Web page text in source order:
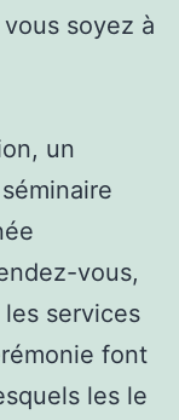
soyez à
un
vous,
services
font
les le